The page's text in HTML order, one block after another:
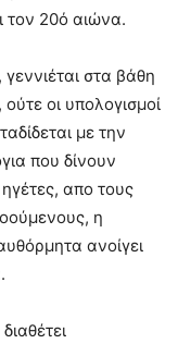
τον 20ό αιώνα.
στα βάθη
οι υπολογισμοί
με την
που δίνουν
απο τους
η
ανοίγει